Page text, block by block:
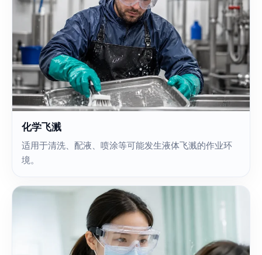
化学飞溅
适用于清洗、配液、喷涂等可能发生液体飞溅的作业环
境。